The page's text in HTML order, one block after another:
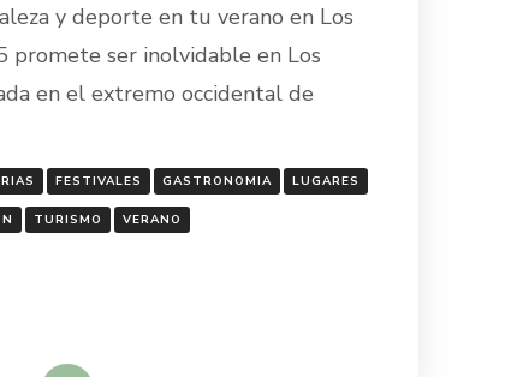
y deporte en tu verano en Los
promete ser inolvidable en Los
en el extremo occidental de
FESTIVALES GASTRONOMIA LUGARES
TURISMO VERANO